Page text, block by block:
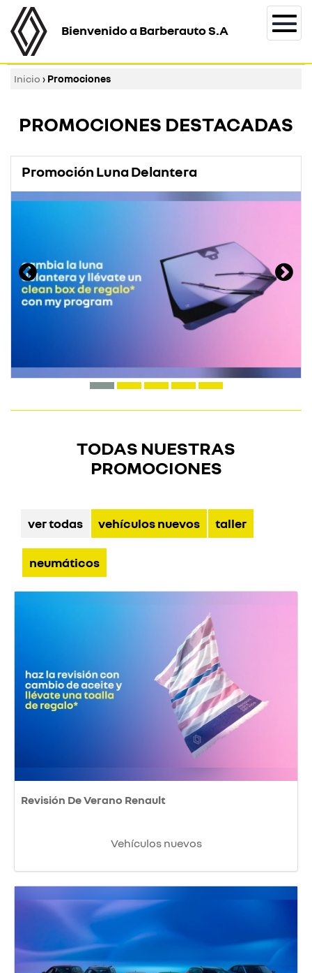
Bienvenido a Barberauto S.A
Inicio › Promociones
PROMOCIONES DESTACADAS
Promoción Luna Delantera
TODAS NUESTRAS
PROMOCIONES
ver todas vehículos nuevos taller
neumáticos
Revisión De Verano Renault
Vehículos nuevos